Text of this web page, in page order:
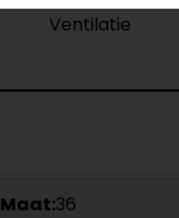
Ventilatie
Maat:36